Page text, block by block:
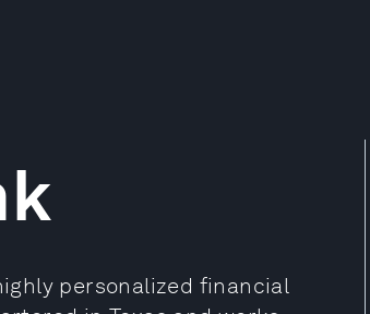
personalized financial